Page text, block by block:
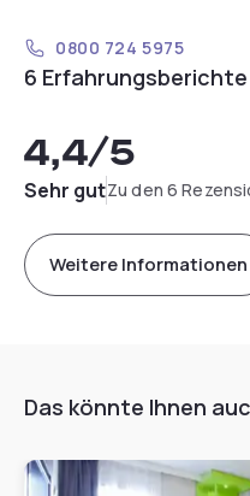
0800 724 5975
6
4,4/5
Sehr gutZu den 6
Weitere Informationen
Das könnte Ihnen